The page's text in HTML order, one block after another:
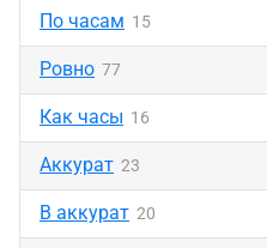
По часам 15
Ровно 77
Как часы 16
Аккурат 23
В аккурат 20